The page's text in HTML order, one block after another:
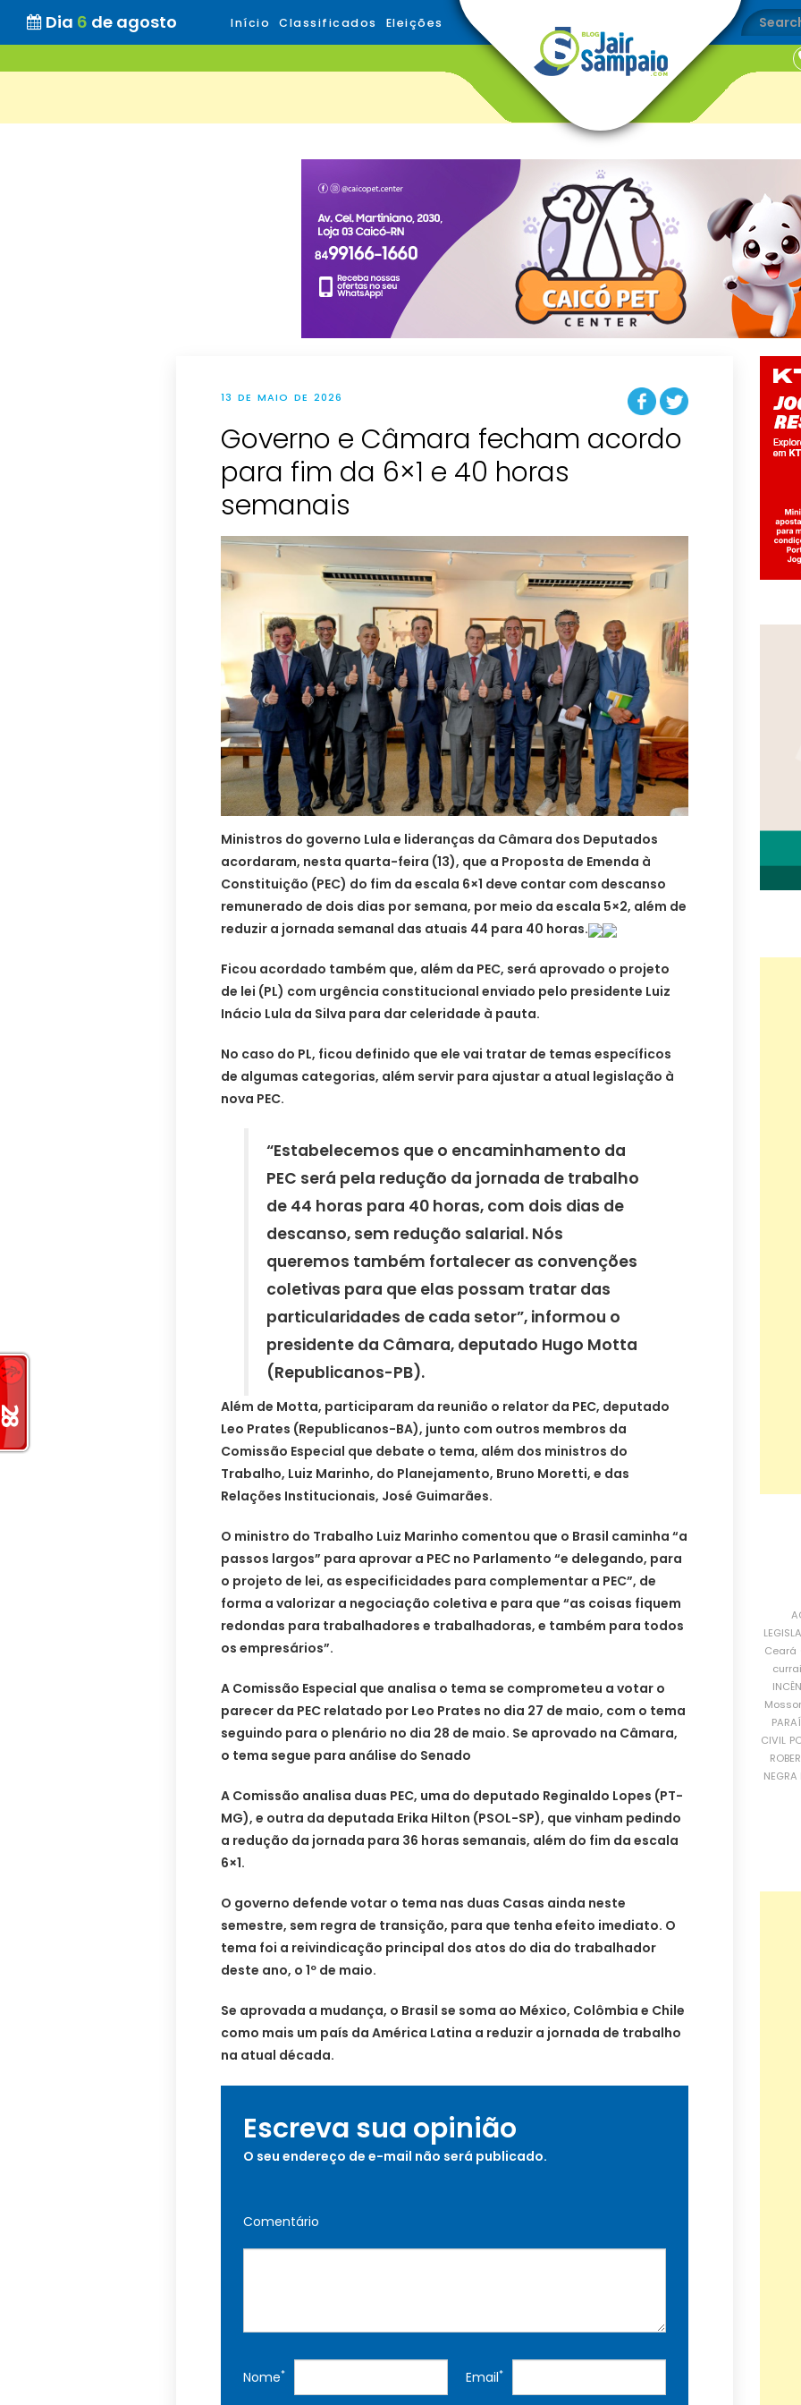
Dia 6 de agosto Início Classificados Eleições
13 DE MAIO DE 2026
Governo e Câmara fecham acordo
para fim da 6×1 e 40 horas
semanais
Ministros do governo Lula e lideranças da Câmara dos Deputados
acordaram, nesta quarta-feira (13), que a Proposta de Emenda à
Constituição (PEC) do fim da escala 6×1 deve contar com descanso
remunerado de dois dias por semana, por meio da escala 5×2, além de
reduzir a jornada semanal das atuais 44 para 40 horas.
Ficou acordado também que, além da PEC, será aprovado o projeto
de lei (PL) com urgência constitucional enviado pelo presidente Luiz
Inácio Lula da Silva para dar celeridade à pauta.
No caso do PL, ficou definido que ele vai tratar de temas específicos
de algumas categorias, além servir para ajustar a atual legislação à
nova PEC.
“Estabelecemos que o encaminhamento da
PEC será pela redução da jornada de trabalho
de 44 horas para 40 horas, com dois dias de
descanso, sem redução salarial. Nós
queremos também fortalecer as convenções
coletivas para que elas possam tratar das
particularidades de cada setor”, informou o
presidente da Câmara, deputado Hugo Motta
(Republicanos-PB).
Além de Motta, participaram da reunião o relator da PEC, deputado
Leo Prates (Republicanos-BA), junto com outros membros da
Comissão Especial que debate o tema, além dos ministros do
Trabalho, Luiz Marinho, do Planejamento, Bruno Moretti, e das
Relações Institucionais, José Guimarães.
O ministro do Trabalho Luiz Marinho comentou que o Brasil caminha “a
passos largos” para aprovar a PEC no Parlamento “e delegando, para
o projeto de lei, as especificidades para complementar a PEC”, de
forma a valorizar a negociação coletiva e para que “as coisas fiquem
redondas para trabalhadores e trabalhadoras, e também para todos
os empresários”.
A Comissão Especial que analisa o tema se comprometeu a votar o
parecer da PEC relatado por Leo Prates no dia 27 de maio, com o tema
seguindo para o plenário no dia 28 de maio. Se aprovado na Câmara,
o tema segue para análise do Senado
A Comissão analisa duas PEC, uma do deputado Reginaldo Lopes (PT-
MG), e outra da deputada Erika Hilton (PSOL-SP), que vinham pedindo
a redução da jornada para 36 horas semanais, além do fim da escala
6×1.
O governo defende votar o tema nas duas Casas ainda neste
semestre, sem regra de transição, para que tenha efeito imediato. O
tema foi a reivindicação principal dos atos do dia do trabalhador
deste ano, o 1º de maio.
Se aprovada a mudança, o Brasil se soma ao México, Colômbia e Chile
como mais um país da América Latina a reduzir a jornada de trabalho
na atual década.
Escreva sua opinião
O seu endereço de e-mail não será publicado.
Comentário
Nome* Email*
Ceará
CIVIL
NEGRA